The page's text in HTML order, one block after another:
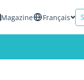
Magazine Français